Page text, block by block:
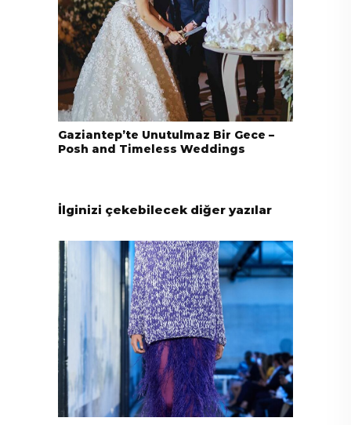
Gaziantep’te Unutulmaz Bir Gece –
Posh and Timeless Weddings
İlginizi çekebilecek diğer yazılar